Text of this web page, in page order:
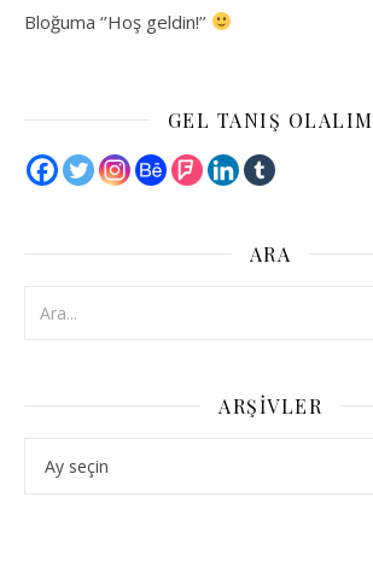
Bloğuma ‘’Hoş geldin!’’
GEL TANIŞ OLALIM
ARA
ARŞIVLER